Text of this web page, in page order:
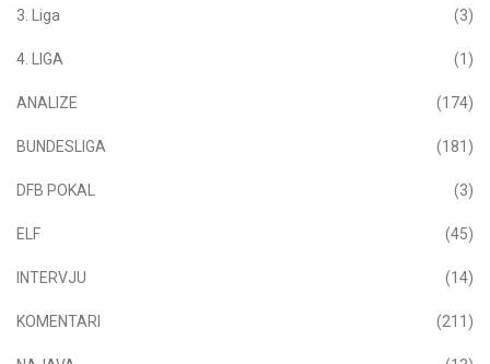
3. Liga (3)
4. LIGA (1)
ANALIZE (174)
BUNDESLIGA (181)
DFB POKAL (3)
ELF (45)
INTERVJU (14)
KOMENTARI (211)